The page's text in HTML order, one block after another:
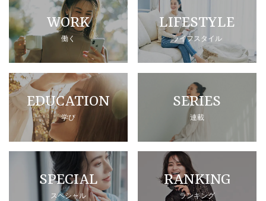
WORK
働く
LIFESTYLE
ライフスタイル
EDUCATION
学び
SERIES
連載
SPECIAL
スペシャル
RANKING
ランキング